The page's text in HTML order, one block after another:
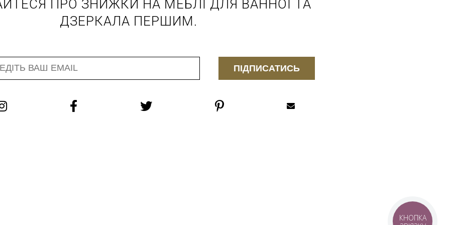
ПРО ЗНИЖКИ НА МЕБЛІ ДЛЯ ВАННОЇ ТА
ДЗЕРКАЛА ПЕРШИМ.
ПІДПИСАТИСЬ
КНОПКА